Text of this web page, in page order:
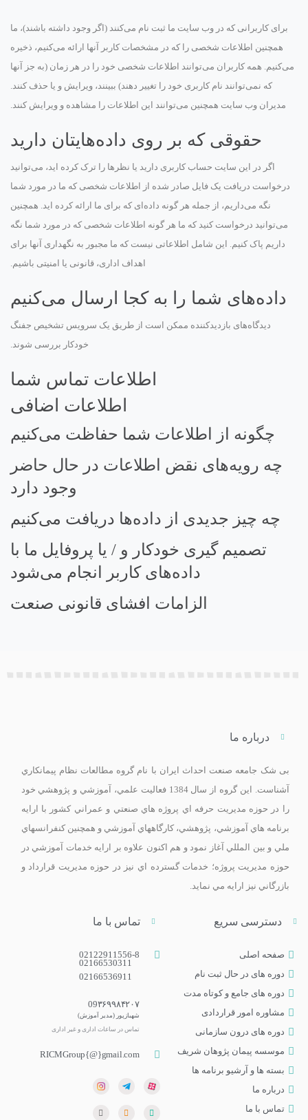
برای کاربرانی که در وب سایت ما ثبت نام می‌کنند (اگر وجود داشته باشند)، ما
همچنین اطلاعات شخصی را که در مشخصات کاربر آنها ارائه می‌کنیم، ذخیره
می‌کنیم. همه کاربران می‌توانند اطلاعات شخصی خود را در هر زمان (به جز آنها
که نمی‌توانند نام کاربری خود را تغییر دهند) ببینند، ویرایش و یا حذف کنند.
مدیران وب سایت همچنین می‌توانند این اطلاعات را مشاهده و ویرایش کنند.
حقوقی که بر روی داده‌هایتان دارید
اگر در این سایت حساب کاربری دارید یا نظرها را ترک کرده اید، می‌توانید
درخواست دریافت یک فایل صادر شده از اطلاعات شخصی که ما در مورد شما
نگه می‌داریم، از جمله هر گونه داده‌ای که برای ما ارائه کرده اید. همچنین
می‌توانید درخواست کنید که ما هر گونه اطلاعات شخصی که در مورد شما نگه
داریم پاک کنیم. این شامل اطلاعاتی نیست که ما مجبور به نگهداری آنها برای
اهداف اداری، قانونی یا امنیتی باشیم.
داده‌های شما را به کجا ارسال می‌کنیم
دیدگاه‌های بازدیدکننده ممکن است از طریق یک سرویس تشخیص جفنگ
خودکار بررسی شوند.
اطلاعات تماس شما
اطلاعات اضافی
چگونه از اطلاعات شما حفاظت می‌کنیم
چه رویه‌های نقض اطلاعات در حال حاضر
وجود دارد
چه چیز جدیدی از داده‌ها دریافت می‌کنیم
تصمیم گیری خودکار و / یا پروفایل ما با
داده‌های کاربر انجام می‌شود
الزامات افشای قانونی صنعت
درباره ما
بی ­شک جامعه صنعت احداث ايران با نام گروه مطالعات نظام پيمانکاري
آشناست. اين گروه از سال 1384 فعاليت علمي، آموزشي و پژوهشي خود
را در حوزه مديريت حرفه اي پروژه هاي صنعتي و عمراني کشور با ارايه
برنامه­ هاي آموزشي، پژوهشي، کارگاه­هاي آموزشي و همچنين کنفرانس­هاي
ملي و بين­ المللي آغاز نمود و هم اکنون علاوه بر ارايه خدمات آموزشي در
حوزه مديريت پروژه؛ خدمات گسترده اي نيز در حوزه مديريت قرارداد و
بازرگاني نيز ارايه مي­ نمايد.
دسترسی سریع
صفحه اصلی
دوره های در حال ثبت نام
دوره‌ های جامع و کوتاه مدت
مشاوره امور قراردادی
دوره های درون سازمانی
موسسه پیمان پژوهان شریف
بسته ها و آرشیو برنامه ها
درباره ما
تماس با ما
تماس با ما
02122911556-8
02166530311
02166536911
09۳۶۹۹۸۴۲۰۷
شهبازپور (مدیر آموزش)
تماس در ساعات اداری و غیر اداری​
RICMGroup{@}gmail.com